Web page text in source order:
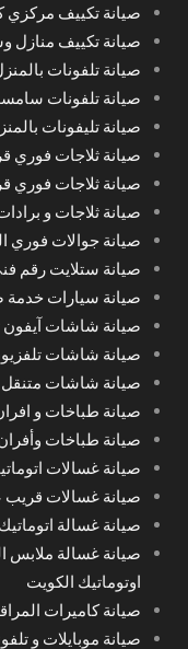
صيانة تكييف مركزي كيفان
صيانة تكييف منازل
صيانة تلفونات
صيانة تلفونات
صيانة تليفونات
صيانة ثلاجات
صيانة ثلاجات
صيانة ثلاجات و
صيانة جوالات فوري
صيانة ستلايت رقم
صيانة سيارات خدمة
صيانة شاشات آيفون
صيانة شاشات
صيانة شاشات
صيانة طباخات و
صيانة طباخات
صيانة غسالات
صيانة غسالات
صيانة غسالة
اوتوماتيك الكويت
صيانة كاميرات
صيانة موبايلات و